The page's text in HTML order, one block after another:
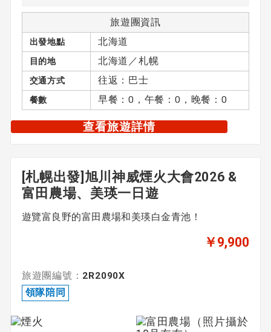
旅遊團資訊
出發地點 北海道
目的地 北海道／札幌
交通方式 往返：巴士
餐數 早餐：0，午餐：0，晚餐：0
查看旅遊詳情
[札幌出發]旭川神威煙火大會2026 &
富田農場、美瑛一日遊
遊覽富良野的富田農場和美瑛白金青池！
￥9,900
旅遊團編號： 2R2090X
領隊陪同
領隊陪同 由英語領隊陪同
無領隊
主題
清空全部